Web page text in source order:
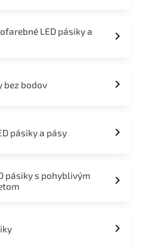
LED pásiky a
bez bodov
pásiky a pásy
pásiky s pohyblivým